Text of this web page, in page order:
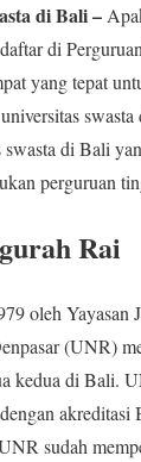
di Bali –
di
yang tepat
di Bali
perguruan
Rai
oleh Yayasan
(UNR)
kedua di Bali.
sudah